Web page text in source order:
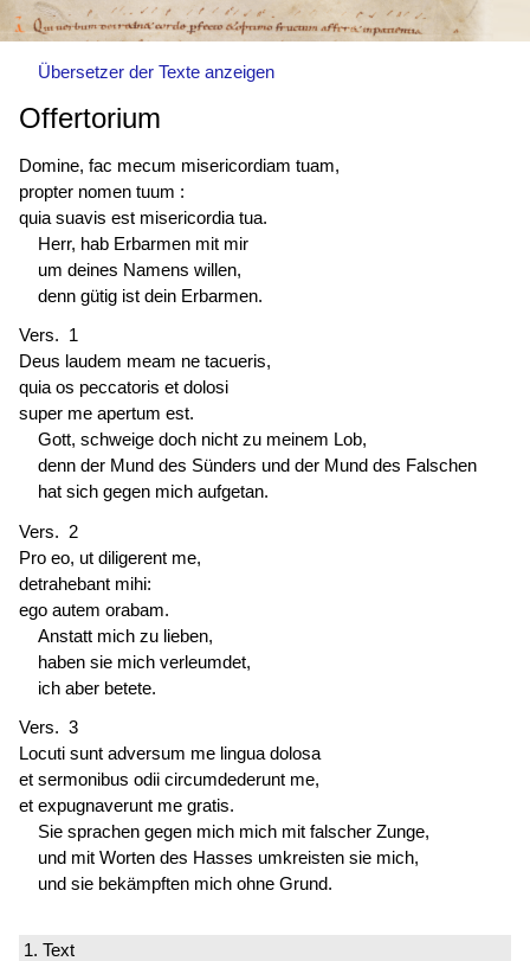
Übersetzer der Texte anzeigen
Offertorium
Domine, fac mecum misericordiam tuam,
propter nomen tuum :
quia suavis est misericordia tua.
Herr, hab Erbarmen mit mir
um deines Namens willen,
denn gütig ist dein Erbarmen.
Vers. 1
Deus laudem meam ne tacueris,
quia os peccatoris et dolosi
super me apertum est.
Gott, schweige doch nicht zu meinem Lob,
denn der Mund des Sünders und der Mund des Falschen
hat sich gegen mich aufgetan.
Vers. 2
Pro eo, ut diligerent me,
detrahebant mihi:
ego autem orabam.
Anstatt mich zu lieben,
haben sie mich verleumdet,
ich aber betete.
Vers. 3
Locuti sunt adversum me lingua dolosa
et sermonibus odii circumdederunt me,
et expugnaverunt me gratis.
Sie sprachen gegen mich mich mit falscher Zunge,
und mit Worten des Hasses umkreisten sie mich,
und sie bekämpften mich ohne Grund.
1. Text